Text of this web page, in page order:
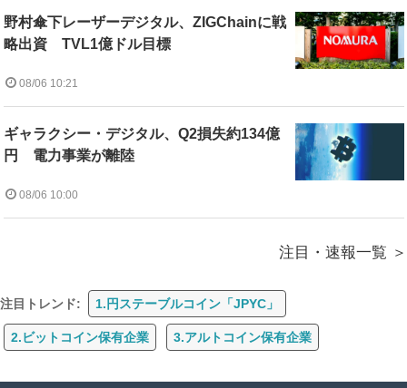
野村傘下レーザーデジタル、ZIGChainに戦
略出資 TVL1億ドル目標
08/06 10:21
ギャラクシー・デジタル、Q2損失約134億
円 電力事業が離陸
08/06 10:00
注目・速報一覧
注目トレンド: 1.円ステーブルコイン「JPYC」
2.ビットコイン保有企業 3.アルトコイン保有企業